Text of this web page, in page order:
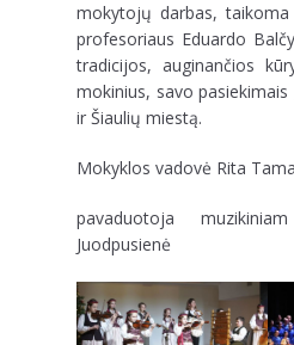
mokytojų darbas,
profesoriaus Eduardo
tradicijos, auginančios
mokinius, savo
ir Šiaulių miestą.
Mokyklos vadovė Rita
pavaduotoja
Juodpusienė